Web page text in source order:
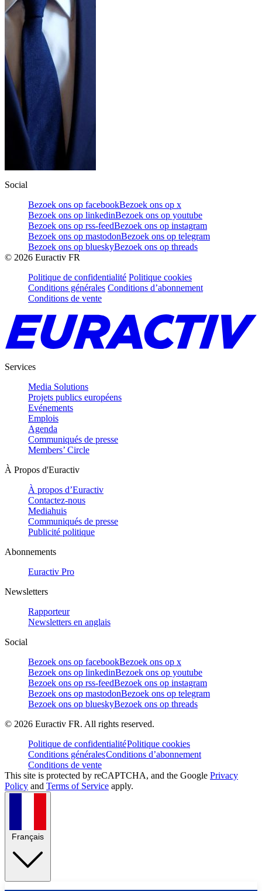
Social
Bezoek ons op facebookBezoek ons op x
Bezoek ons op linkedinBezoek ons op youtube
Bezoek ons op rss-feedBezoek ons op instagram
Bezoek ons op mastodonBezoek ons op telegram
Bezoek ons op blueskyBezoek ons op threads
© 2026 Euractiv FR
Politique de confidentialité Politique cookies
Conditions générales Conditions d’abonnement
Conditions de vente
Services
Media Solutions
Projets publics européens
Evénements
Emplois
Agenda
Communiqués de presse
Members’ Circle
À Propos d'Euractiv
À propos d’Euractiv
Contactez-nous
Mediahuis
Communiqués de presse
Publicité politique
Abonnements
Euractiv Pro
Newsletters
Rapporteur
Newsletters en anglais
Social
Bezoek ons op facebookBezoek ons op x
Bezoek ons op linkedinBezoek ons op youtube
Bezoek ons op rss-feedBezoek ons op instagram
Bezoek ons op mastodonBezoek ons op telegram
Bezoek ons op blueskyBezoek ons op threads
© 2026 Euractiv FR. All rights reserved.
Politique de confidentialitéPolitique cookies
Conditions généralesConditions d’abonnement
Conditions de vente
This site is protected by reCAPTCHA, and the Google Privacy
Policy and Terms of Service apply.
Français